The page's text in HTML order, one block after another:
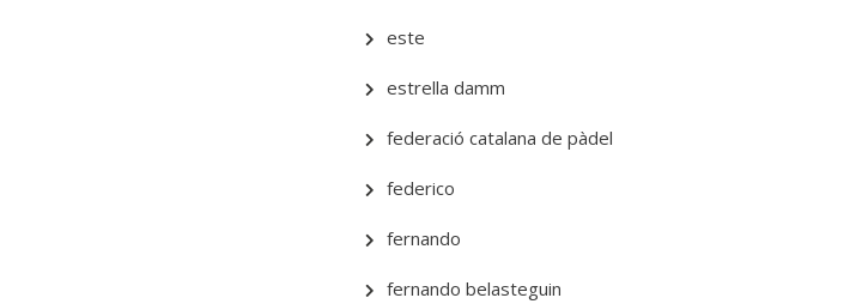
este
estrella damm
federació catalana de pàdel
federico
fernando
fernando belasteguin